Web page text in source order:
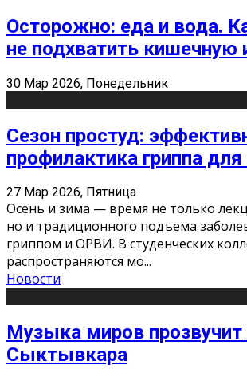
Осторожно: еда и вода.
не подхватить
30 Мар 2026, Понедельник
Сезон простуд:
профилактика гриппа
27 Мар 2026, Пятница
Осень и зима — время не только
но и традиционного подъема
гриппом и ОРВИ. В студенческих
распространяются мо...
Новости
Музыка миров прозвучит
Сыктывкара